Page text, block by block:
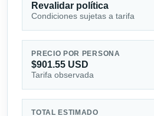
Revalidar política
Condiciones sujetas a tarifa
PRECIO POR PERSONA
$901.55 USD
Tarifa observada
TOTAL ESTIMADO